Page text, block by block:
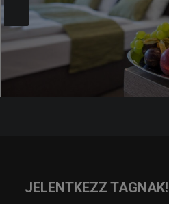
JELENTKEZZ TAGNAK!